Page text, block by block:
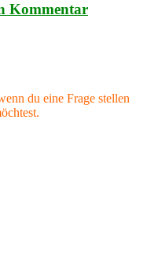
Kommentar
du eine Frage stellen